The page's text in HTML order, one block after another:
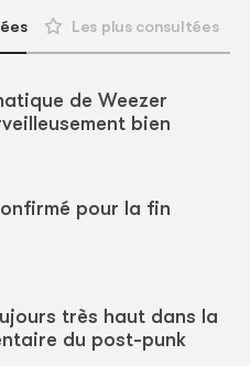
Les plus consultées
de Weezer
bien
pour la fin
très haut dans la
du post-punk